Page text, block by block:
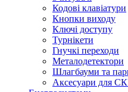
Кодові клавіатури
Кнопки виходу
Ключі доступу
Турнікети
Гнучкі переходи
Металодетектори
Шлагбауми та
Аксесуари для